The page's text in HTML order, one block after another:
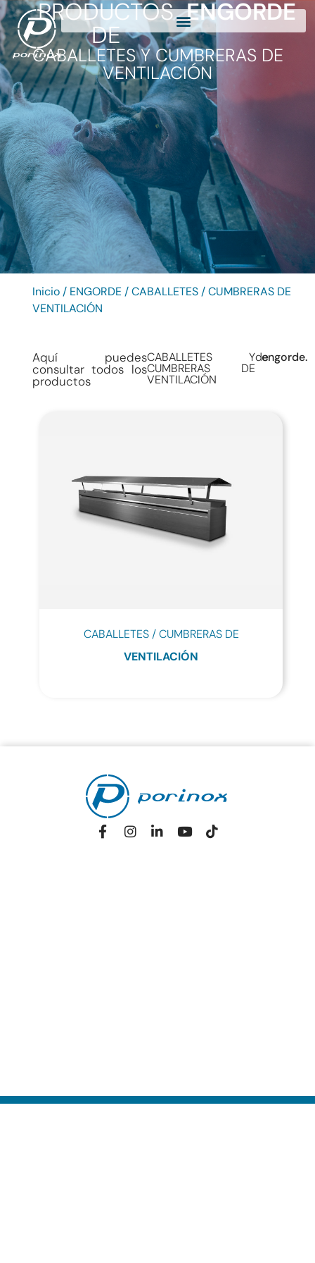
PRODUCTOS
DE
ENGORDE
CABALLETES Y CUMBRERAS DE
VENTILACIÓN
Inicio/ ENGORDE/ CABALLETES / CUMBRERAS DE
VENTILACIÓN
Aquí puedes
consultar todos los
productos
CABALLETES Y
CUMBRERAS DE
VENTILACIÓN
deengorde.
CABALLETES / CUMBRERAS DE
VENTILACIÓN